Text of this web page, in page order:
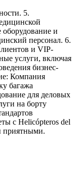
5.
оборудование и
персонал. 6.
и VIP-
услуги, включая
бизнес-
Компания
багажа
для деловых
на борту
с Helicópteros del
приятными.